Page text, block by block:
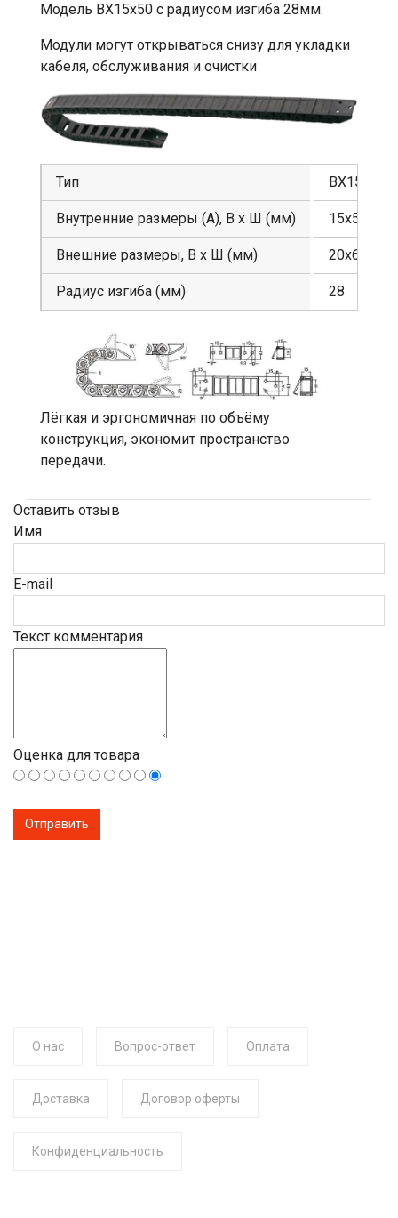
Модель BX15x50 с радиусом изгиба 28мм.
Модули могут открываться снизу для укладки
кабеля, обслуживания и очистки
Тип
Внутренние размеры (A), В х Ш (мм)
Внешние размеры, В х Ш (мм)
Радиус изгиба (мм)
BX15
15х50
20х63
28
Лёгкая и эргономичная по объёму
конструкция, экономит пространство
передачи.
Оставить отзыв
Имя
E-mail
Текст комментария
Оценка для товара
О нас Вопрос-ответ Оплата
Доставка Договор оферты
Конфиденциальность